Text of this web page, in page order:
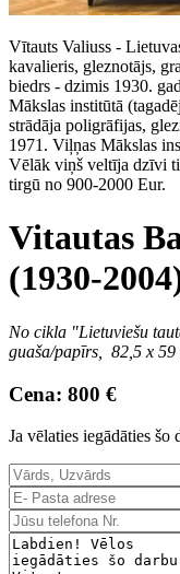
Vītauts Valiuss -
kavalieris, gleznotājs,
biedrs - dzimis 1930.
Mākslas institūtā
strādāja poligrāfijas,
1971. Viļņas Mākslas
Vēlāk viņš veltīja dzīvi
tirgū no 900-2000 Eur.
Vitautas
(1930-
No cikla "Lietuviešu
guaša/papīrs, 82,5 x 59
Cena: 800 €
Ja vēlaties iegādāties